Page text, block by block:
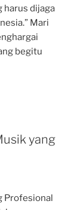
harus dijaga
Mari
begitu
yang
Profesional